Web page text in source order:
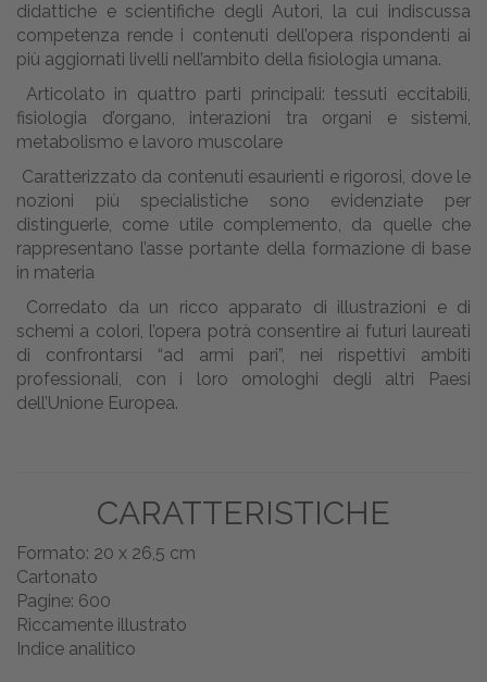
didattiche e scientifiche degli Autori, la cui indiscussa
competenza rende i contenuti dell’opera rispondenti ai
più aggiornati livelli nell’ambito della fisiologia umana.
Articolato in quattro parti principali: tessuti eccitabili,
fisiologia d’organo, interazioni tra organi e sistemi,
metabolismo e lavoro muscolare
Caratterizzato da contenuti esaurienti e rigorosi, dove le
nozioni più specialistiche sono evidenziate per
distinguerle, come utile complemento, da quelle che
rappresentano l’asse portante della formazione di base
in materia
Corredato da un ricco apparato di illustrazioni e di
schemi a colori, l’opera potrà consentire ai futuri laureati
di confrontarsi “ad armi pari”, nei rispettivi ambiti
professionali, con i loro omologhi degli altri Paesi
dell’Unione Europea.
CARATTERISTICHE
Formato: 20 x 26,5 cm
Cartonato
Pagine: 600
Riccamente illustrato
Indice analitico